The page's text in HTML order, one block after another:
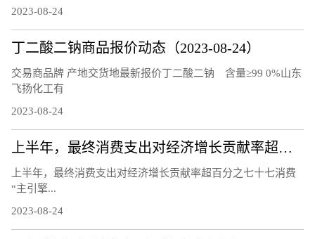
2023-08-24
丁二酸二钠商品报价动态（2023-08-24）
交易商品牌 产地交货地最新报价丁二酸二钠 含量≥99 0%山东
飞扬化工有
2023-08-24
上半年，最终消费支出对经济增长贡献率超百分之七十七 消费“主引擎”作用进一步凸显（经济新方位）
上半年，最终消费支出对经济增长贡献率超百分之七十七消费
“主引擎...
2023-08-24